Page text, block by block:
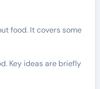
food. It covers some
Key ideas are briefly